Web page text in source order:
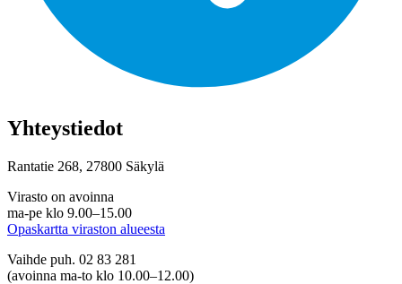
Yhteystiedot
Rantatie 268, 27800 Säkylä
Virasto on avoinna
ma-pe klo 9.00–15.00
Opaskartta viraston alueesta
Vaihde puh. 02 83 281
(avoinna ma-to klo 10.00–12.00)